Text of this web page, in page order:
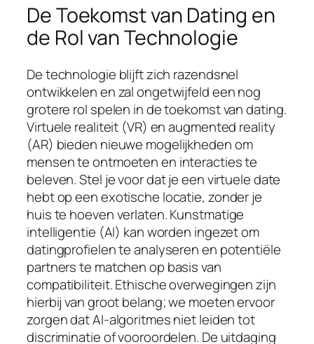
De Toekomst van Dating en
de Rol van Technologie
De technologie blijft zich razendsnel
ontwikkelen en zal ongetwijfeld een nog
grotere rol spelen in de toekomst van dating.
Virtuele realiteit (VR) en augmented reality
(AR) bieden nieuwe mogelijkheden om
mensen te ontmoeten en interacties te
beleven. Stel je voor dat je een virtuele date
hebt op een exotische locatie, zonder je
huis te hoeven verlaten. Kunstmatige
intelligentie (AI) kan worden ingezet om
datingprofielen te analyseren en potentiële
partners te matchen op basis van
compatibiliteit. Ethische overwegingen zijn
hierbij van groot belang; we moeten ervoor
zorgen dat AI-algoritmes niet leiden tot
discriminatie of vooroordelen. De uitdaging